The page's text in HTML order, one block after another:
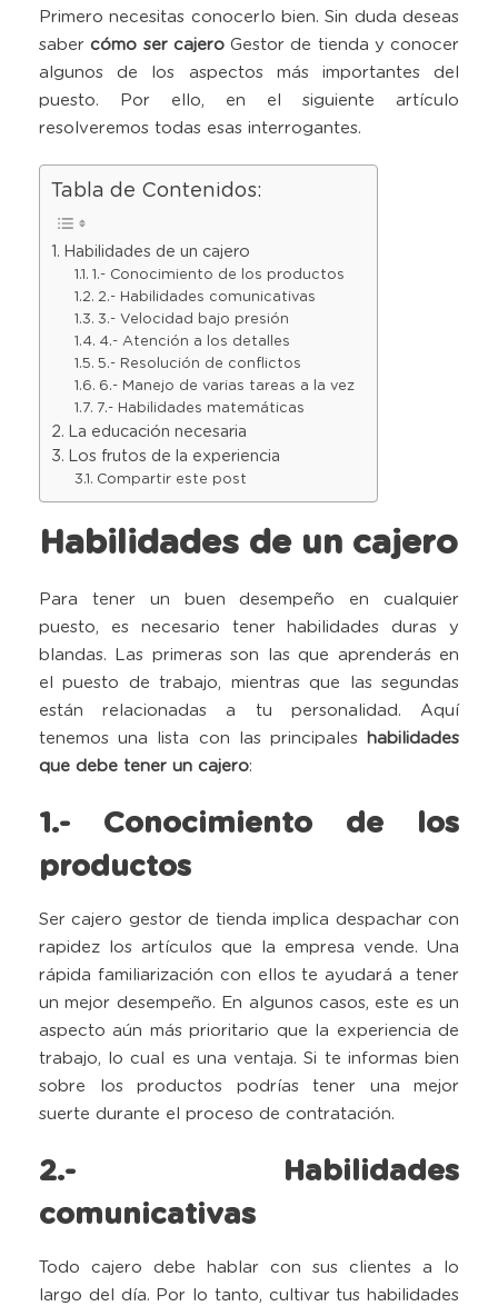
Primero necesitas conocerlo bien. Sin duda deseas
sabercómo ser cajeroGestor de tienda y conocer
algunos de los aspectos
más importantes del
puesto. Por ello, en el siguiente artículo
resolveremos todas esas interrogantes.
Tabla de Contenidos:
Habilidades de un cajero
1.- Conocimiento de los productos
2.- Habilidades comunicativas
3.- Velocidad bajo presión
4.- Atención a los detalles
5.- Resolución de conflictos
6.- Manejo de varias tareas a la vez
7.- Habilidades matemáticas
La educación necesaria
Los frutos de la experiencia
Compartir este post
Habilidades de un cajero
Para tener un buen desempeño en cualquier
puesto, es necesario tener habilidades duras y
blandas. Las primeras son las que aprenderás en
el puesto de trabajo, mientras que las segundas
están relacionadas a tu personalidad. Aquí
tenemos una lista con las principales
habilidades
que debe tener un cajero:
1.- Conocimiento de los
productos
Ser cajero gestor de tienda implica despachar con
rapidez los artículos que la empresa vende. Una
rápida familiarización con ellos te ayudará a tener
un mejor desempeño. En algunos casos, este es un
aspecto aún más prioritario que la experiencia de
trabajo, lo cual es una ventaja. Si te informas bien
sobre los productos podrías tener una mejor
suerte durante el proceso de contratación.
2.- Habilidades
comunicativas
Todo cajero debe hablar con sus clientes a lo
largo del día. Por lo tanto, cultivar tus habilidades